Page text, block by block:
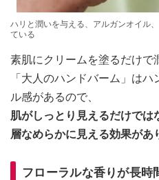
ハリと潤いを与える、アルガンオイル
ている
素肌にクリームを塗るだけで
「大人のハンドバーム」は
ル感があるので、
肌がしっとり見えるだけで
層なめらかに見える効果があ
フローラルな香りが長時